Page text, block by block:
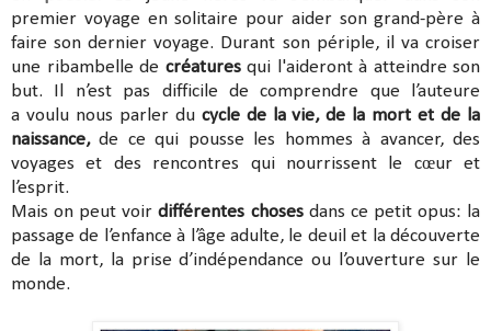
premier voyage en solitaire pour aider son grand-père à
faire son dernier voyage. Durant son périple, il va croiser
une ribambelle de créaturesqui l'aideront à atteindre son
but. Il n’est pas difficile de comprendre que l’auteure
a voulu nous parler du cycle de la vie, de la mort et de la
naissance,de ce qui pousse les hommes à avancer, des
voyages et des rencontres qui nourrissent le cœur et
l’esprit.
Mais on peut voirdifférentes chosesdans ce petit opus: la
passage de l’enfance à l’âge adulte, le deuil et la découverte
de la mort, la prise d’indépendance ou l’ouverture sur le
monde.